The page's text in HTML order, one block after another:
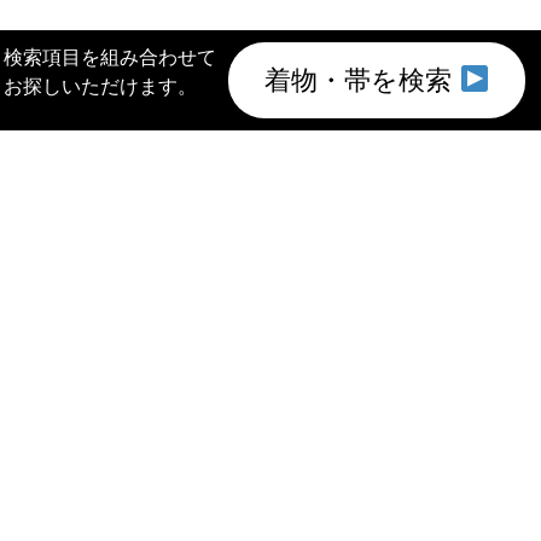
検索項目を組み合わせて
お探しいただけます。
着物・帯を検索